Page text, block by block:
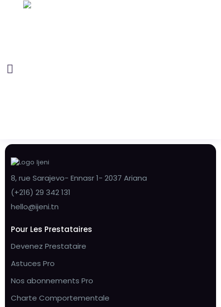
8, rue Sarajevo- Ennasr 1- 2037 Ariana
(+216) 29 342 131
hello@ijeni.tn
Pour Les Prestataires
Devenez Prestataire
Astuces Pro
Nos abonnements Pro
Charte Comportementale